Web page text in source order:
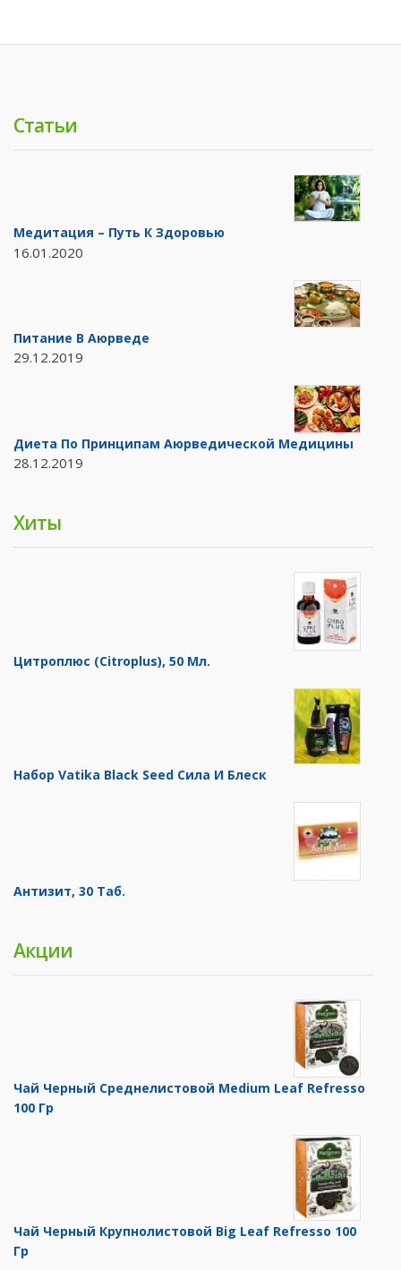
Статьи
Медитация – Путь К Здоровью
16.01.2020
Питание В Аюрведе
29.12.2019
Диета По Принципам Аюрведической Медицины
28.12.2019
Хиты
Цитроплюс (Citroplus), 50 Мл.
Набор Vatika Black Seed Сила И Блеск
Антизит, 30 Таб.
Акции
Чай Черный Среднелистовой Medium Leaf Refresso
100 Гр
Чай Черный Крупнолистовой Big Leaf Refresso 100
Гр